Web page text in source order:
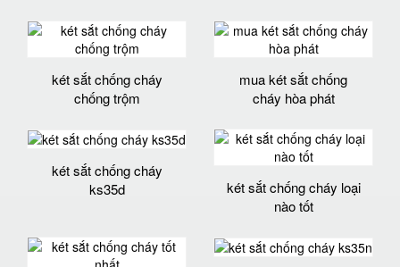
két sắt chống cháy
chống trộm
mua két sắt chống
cháy hòa phát
két sắt chống cháy
ks35d
két sắt chống cháy loại
nào tốt